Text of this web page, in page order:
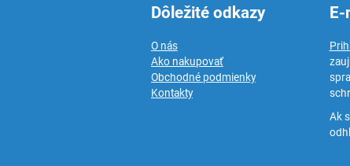
Dôležité odkazy
O nás
Ako nakupovať
Obchodné podmienky
Kontakty
Ak